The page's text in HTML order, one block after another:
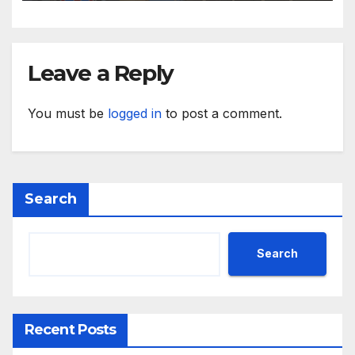
България“
Leave a Reply
You must be logged in to post a comment.
Search
Search
Recent Posts